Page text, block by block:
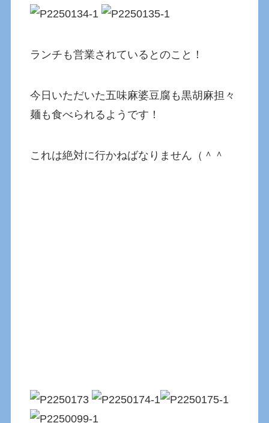
ランチも営業されているとのこと！
今日いただいた五味麻婆豆腐も黒胡麻担々
麺も食べられるようです！
これは絶対に行かねばなりません（＾＾